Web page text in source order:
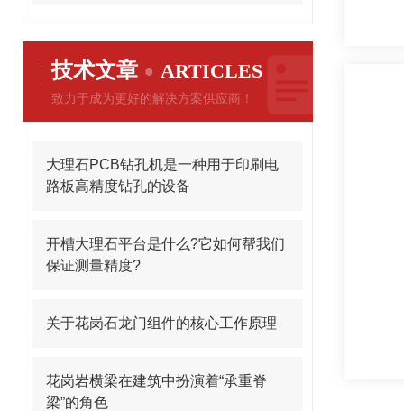
技术文章 ARTICLES
致力于成为更好的解决方案供应商！
大理石PCB钻孔机是一种用于印刷电
路板高精度钻孔的设备
开槽大理石平台是什么?它如何帮我们
保证测量精度?
关于花岗石龙门组件的核心工作原理
花岗岩横梁在建筑中扮演着“承重脊
梁”的角色